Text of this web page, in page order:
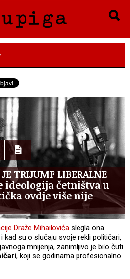
TRIJUMF LIBERALNE
ideologija četništva u
ovdje više nije
Draže Mihailovića slegla ona
kad su o slučaju svoje rekli političari,
mnijenja, zanimljivo je bilo čuti
, koji se godinama profesionalno